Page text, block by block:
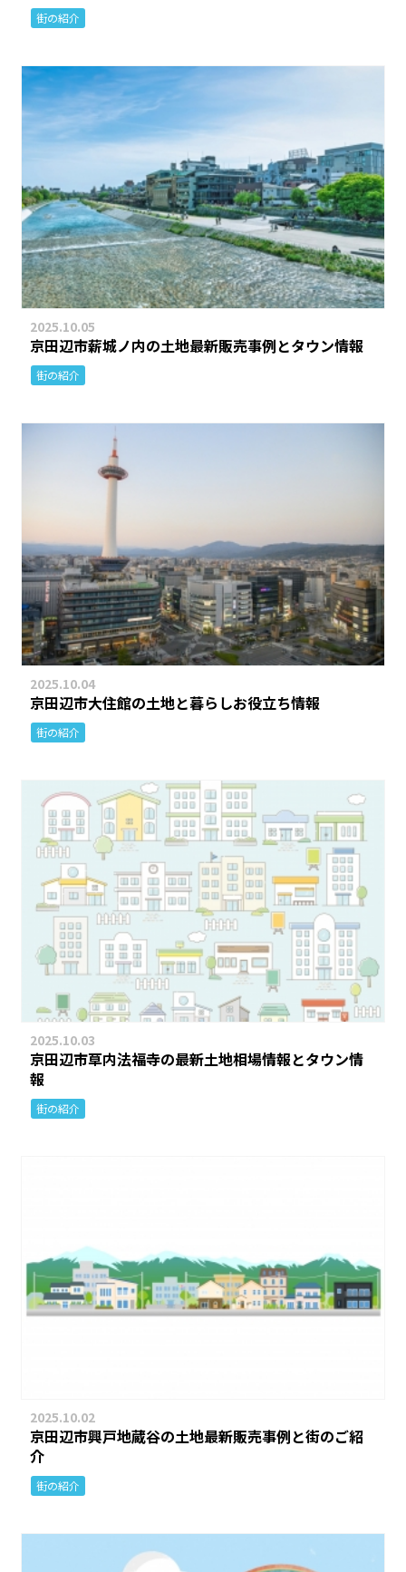
街の紹介
2025.10.05
京田辺市薪城ノ内の土地最新販売事例とタウン情報
街の紹介
2025.10.04
京田辺市大住館の土地と暮らしお役立ち情報
街の紹介
2025.10.03
京田辺市草内法福寺の最新土地相場情報とタウン情
報
街の紹介
2025.10.02
京田辺市興戸地蔵谷の土地最新販売事例と街のご紹
介
街の紹介